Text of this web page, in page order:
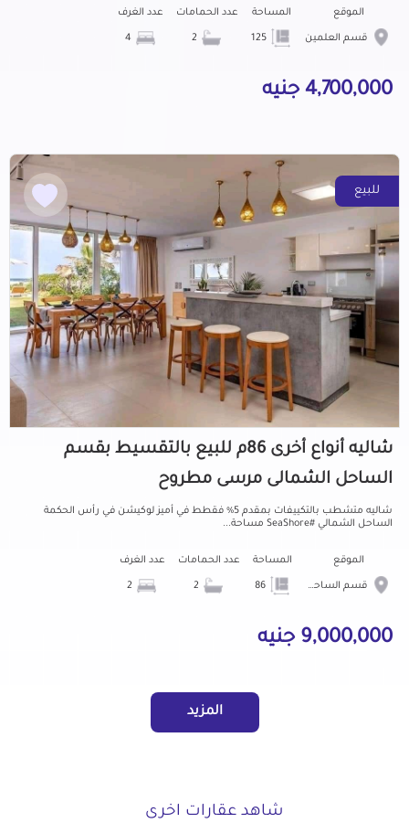
الموقع
قسم العلمين
المساحة عدد الحمامات عدد الغرف
4,700,000 جنيه
للبيع
شاليه أنواع أخرى 86م للبيع بالتقسيط بقسم
الساحل الشمالى مرسى مطروح
شاليه متشطب بالتكييفات بمقدم 5% فقطط في أميز لوكيشن في رأس الحكمة
الساحل الشمالي #SeaShore مساحة...
الموقع
قسم الساحل الشمالى
المساحة
86
عدد الحمامات عدد الغرف
9,000,000 جنيه
المزيد
شاهد عقارات اخرى